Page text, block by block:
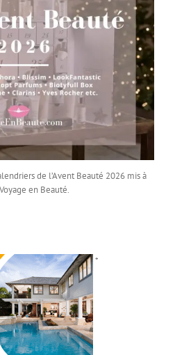
de l’Avent Beauté 2026 mis à
en Beauté.
*